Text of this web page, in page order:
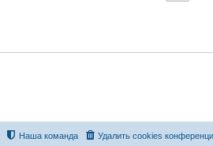
Удалить cookies
Наша команда